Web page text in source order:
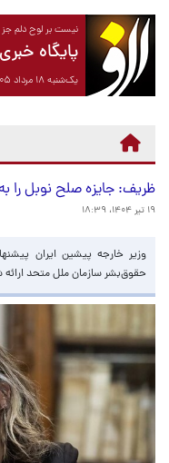
نیست بر لوح دلم جز
پایگاه
یک‌شنبه ۱۸ مرداد ۱۴۰۵ برابر با ۰۹ آگوست ۲۰۲۶
ظریف: جایزه صلح نوبل را به
۱۹ تیر ۱۴۰۴، ۱۸:۳۹
وزیر خارجه پیشین ایران
حقوق‌بشر سازمان ملل متحد